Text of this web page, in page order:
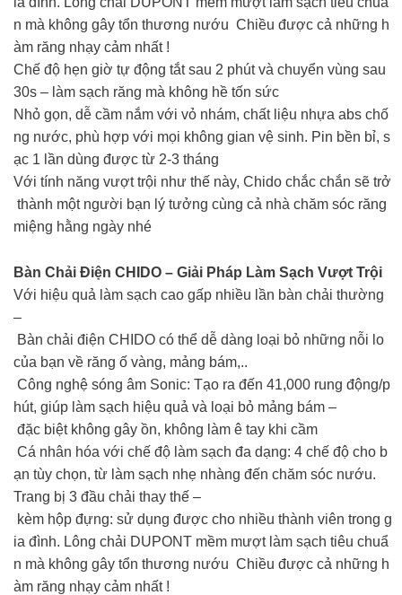
n mà không gây tổn thương nướu Chiều được cả những h
àm răng nhạy cảm nhất !
Chế độ hẹn giờ tự động tắt sau 2 phút và chuyển vùng sau
30s – làm sạch răng mà không hề tốn sức
Nhỏ gọn, dễ cầm nắm với vỏ nhám, chất liệu nhựa abs chố
ng nước, phù hợp với mọi không gian vệ sinh. Pin bền bỉ, s
ạc 1 lần dùng được từ 2-3 tháng
Với tính năng vượt trội như thế này, Chido chắc chắn sẽ trở
thành một người bạn lý tưởng cùng cả nhà chăm sóc răng
miệng hằng ngày nhé
Bàn Chải Điện CHIDO – Giải Pháp Làm Sạch Vượt Trội
Với hiệu quả làm sạch cao gấp nhiều lần bàn chải thường
–
Bàn chải điện CHIDO có thể dễ dàng loại bỏ những nỗi lo
của bạn về răng ố vàng, mảng bám,..
Công nghệ sóng âm Sonic: Tạo ra đến 41,000 rung động/p
hút, giúp làm sạch hiệu quả và loại bỏ mảng bám –
đặc biệt không gây ồn, không làm ê tay khi cầm
Cá nhân hóa với chế độ làm sạch đa dạng: 4 chế độ cho b
ạn tùy chọn, từ làm sạch nhẹ nhàng đến chăm sóc nướu.
Trang bị 3 đầu chải thay thế –
kèm hộp đựng: sử dụng được cho nhiều thành viên trong g
ia đình. Lông chải DUPONT mềm mượt làm sạch tiêu chuẩ
n mà không gây tổn thương nướu Chiều được cả những h
àm răng nhạy cảm nhất !